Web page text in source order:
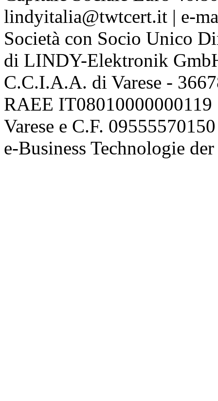
lindyitalia@twtcert.it | e-
Società con Socio Unico
di LINDY-Elektronik
C.C.I.A.A. di Varese -
RAEE
Varese e C.F. 09555570150
e-Business Technologie